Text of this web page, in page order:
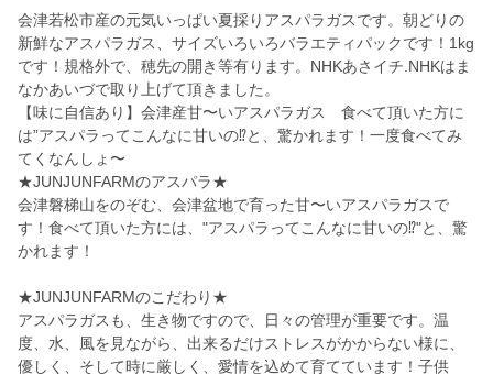
会津若松市産の元気いっぱい夏採りアスパラガスです。朝どりの
新鮮なアスパラガス、サイズいろいろバラエティパックです！1kg
です！規格外で、穂先の開き等有ります。NHKあさイチ.NHKはま
なかあいづで取り上げて頂きました。
【味に自信あり】会津産甘〜いアスパラガス 食べて頂いた方に
は”アスパラってこんなに甘いの⁉︎と、驚かれます！一度食べてみ
てくなんしょ〜
★JUNJUNFARMのアスパラ★
会津磐梯山をのぞむ、会津盆地で育った甘〜いアスパラガスで
す！食べて頂いた方には、"アスパラってこんなに甘いの⁉︎"と、驚
かれます！
★JUNJUNFARMのこだわり★
アスパラガスも、生き物ですので、日々の管理が重要です。温
度、水、風を見ながら、出来るだけストレスがかからない様に、
優しく、そして時に厳しく、愛情を込めて育てています！子供